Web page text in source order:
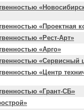
«Проектная
«Рест-Арт»
«Арго»
«Сервисный
«Центр
«Грант-СБ»